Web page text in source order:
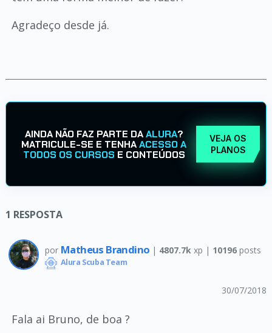
Agradeço desde já.
AINDA NÃO FAZ PARTE DAALURA?
MATRICULE-SE E TENHAACESSO A
TODOS OS CURSOS E CONTEÚDOS
VEJA OS
PLANOS
1 RESPOSTA
por Matheus Brandino | 4807.7k xp | 10196posts
Alura Scuba Team
30/07/2018
Fala ai Bruno, de boa ?